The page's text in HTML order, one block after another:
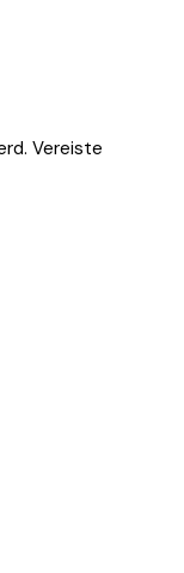
Vereiste